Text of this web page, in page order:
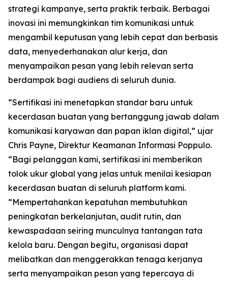
strategi kampanye, serta praktik terbaik. Berbagai
inovasi ini memungkinkan tim komunikasi untuk
mengambil keputusan yang lebih cepat dan berbasis
data, menyederhanakan alur kerja, dan
menyampaikan pesan yang lebih relevan serta
berdampak bagi audiens di seluruh dunia.
“Sertifikasi ini menetapkan standar baru untuk
kecerdasan buatan yang bertanggung jawab dalam
komunikasi karyawan dan papan iklan digital,” ujar
Chris Payne, Direktur Keamanan Informasi Poppulo.
“Bagi pelanggan kami, sertifikasi ini memberikan
tolok ukur global yang jelas untuk menilai kesiapan
kecerdasan buatan di seluruh platform kami.
“Mempertahankan kepatuhan membutuhkan
peningkatan berkelanjutan, audit rutin, dan
kewaspadaan seiring munculnya tantangan tata
kelola baru. Dengan begitu, organisasi dapat
melibatkan dan menggerakkan tenaga kerjanya
serta menyampaikan pesan yang tepercaya di